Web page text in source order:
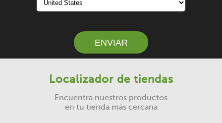
ENVIAR
Localizador de tiendas
Encuentra nuestros productos
en tu tienda más cercana